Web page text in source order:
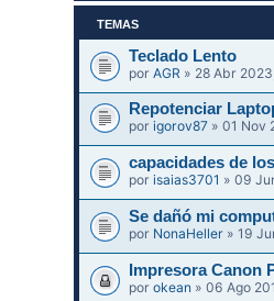
TEMAS
Teclado Lento
porAGR » 28 Abr
Repotenciar
porigorov87 » 01 Nov
capacidades de
porisaias3701 » 09
Se dañó mi
por NonaHeller » 19
Impresora Canon
porokean » 06 Ago